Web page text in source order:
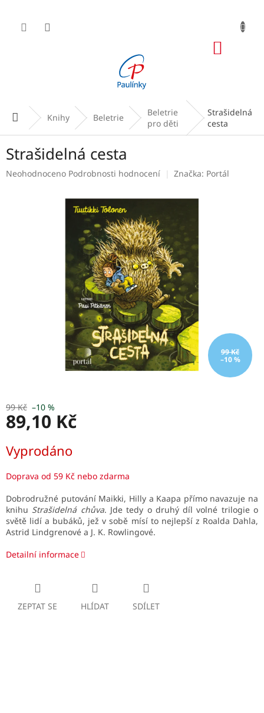
obsah
Domů Knihy Beletrie
Beletrie
pro děti
Strašidelná
cesta
Strašidelná cesta
Průměrné
Neohodnoceno Podrobnosti hodnocení Značka: Portál
99 Kč
–10 %
99 Kč –10 %
89,10 Kč
cena:
Vyprodáno
Doprava od 59 Kč nebo zdarma
Dobrodružné putování Maikki, Hilly a Kaapa přímo navazuje na
knihu Strašidelná chůva. Jde tedy o druhý díl volné trilogie o
světě lidí a bubáků, jež v sobě mísí to nejlepší z Roalda Dahla,
Astrid Lindgrenové a J. K. Rowlingové.
Detailní informace
ZEPTAT SE HLÍDAT SDÍLET